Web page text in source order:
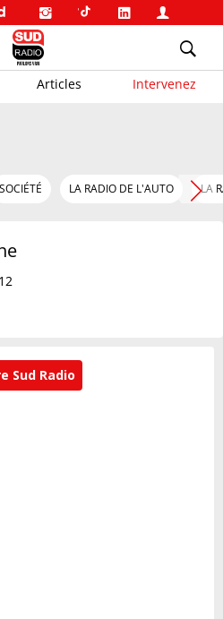
Articles Intervenez
SOCIÉTÉ LA RADIO DE L'AUTO LA
Sud Radio